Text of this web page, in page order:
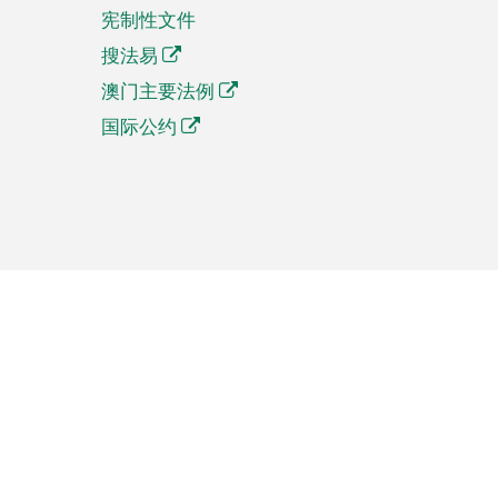
宪制性文件
搜法易
澳门主要法例
国际公约